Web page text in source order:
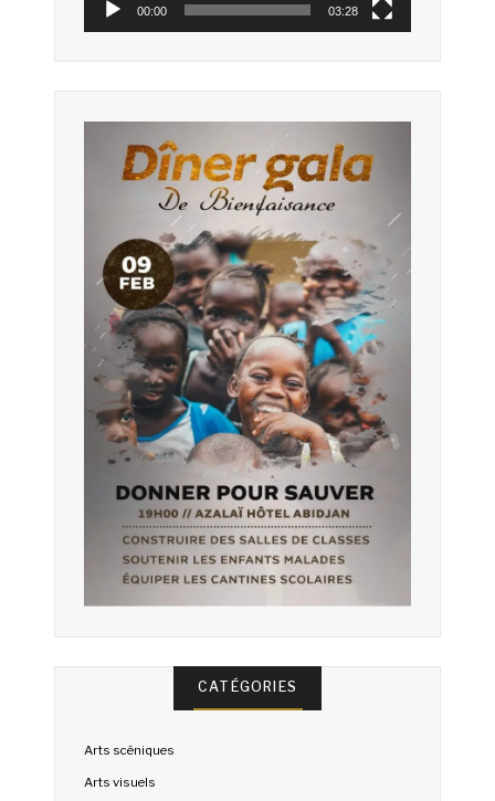
00:00 03:28
CATÉGORIES
Arts scéniques
Arts visuels